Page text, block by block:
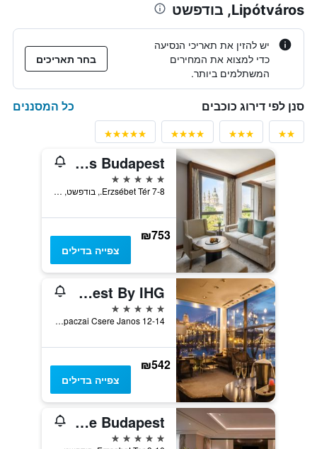
Lipótváros, בודפשט
יש להזין את תאריכי הנסיעה
כדי למצוא את המחירים
המשתלמים ביותר.
בחר תאריכים
סנן לפי דירוג כוכבים כל המסננים
Kempinski Hotel Corvinus Budapest
5 כוכבים
Erzsébet Tér 7-8., בודפשט, הונגריה
₪753
צפייה בדילים
Intercontinental Hotels Budapest By IHG
5 כוכבים
Apaczai Csere Janos 12-14, בודפשט, הונגריה
₪542
צפייה בדילים
Al Habtoor Palace Budapest
5 כוכבים